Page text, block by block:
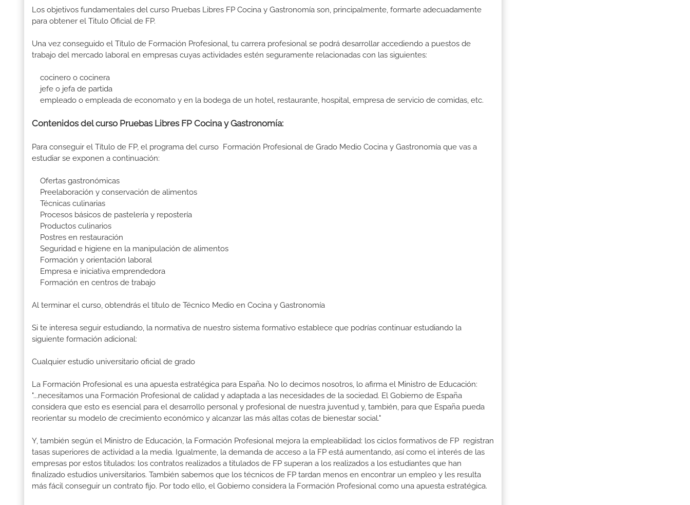
Los objetivos fundamentales del curso Pruebas Libres FP Cocina y Gastronomía son, principalmente, formarte adecuadamente
para obtener el Titulo Oficial de FP.
Una vez conseguido el Título de Formación Profesional, tu carrera profesional se podrá desarrollar accediendo a puestos de
trabajo del mercado laboral en empresas cuyas actividades estén seguramente relacionadas con las siguientes:
cocinero o cocinera
jefe o jefa de partida
empleado o empleada de economato y en la bodega de un hotel, restaurante, hospital, empresa de servicio de comidas, etc.
Contenidos del curso Pruebas Libres FP Cocina y Gastronomía:
Para conseguir el Título de FP, el programa del curso Formación Profesional de Grado Medio Cocina y Gastronomía que vas a
estudiar se exponen a continuación:
Ofertas gastronómicas
Preelaboración y conservación de alimentos
Técnicas culinarias
Procesos básicos de pastelería y repostería
Productos culinarios
Postres en restauración
Seguridad e higiene en la manipulación de alimentos
Formación y orientación laboral
Empresa e iniciativa emprendedora
Formación en centros de trabajo
Al terminar el curso, obtendrás el título de Técnico Medio en Cocina y Gastronomía
Si te interesa seguir estudiando, la normativa de nuestro sistema formativo establece que podrías continuar estudiando la
siguiente formación adicional:
Cualquier estudio universitario oficial de grado
La Formación Profesional es una apuesta estratégica para España. No lo decimos nosotros, lo afirma el Ministro de Educación:
"...necesitamos una Formación Profesional de calidad y adaptada a las necesidades de la sociedad. El Gobierno de España
considera que esto es esencial para el desarrollo personal y profesional de nuestra juventud y, también, para que España pueda
reorientar su modelo de crecimiento económico y alcanzar las más altas cotas de bienestar social."
Y, también según el Ministro de Educación, la Formación Profesional mejora la empleabilidad: los ciclos formativos de FP registran
tasas superiores de actividad a la media. Igualmente, la demanda de acceso a la FP está aumentando, así como el interés de las
empresas por estos titulados: los contratos realizados a titulados de FP superan a los realizados a los estudiantes que han
finalizado estudios universitarios. También sabemos que los técnicos de FP tardan menos en encontrar un empleo y les resulta
más fácil conseguir un contrato fijo. Por todo ello, el Gobierno considera la Formación Profesional como una apuesta estratégica.